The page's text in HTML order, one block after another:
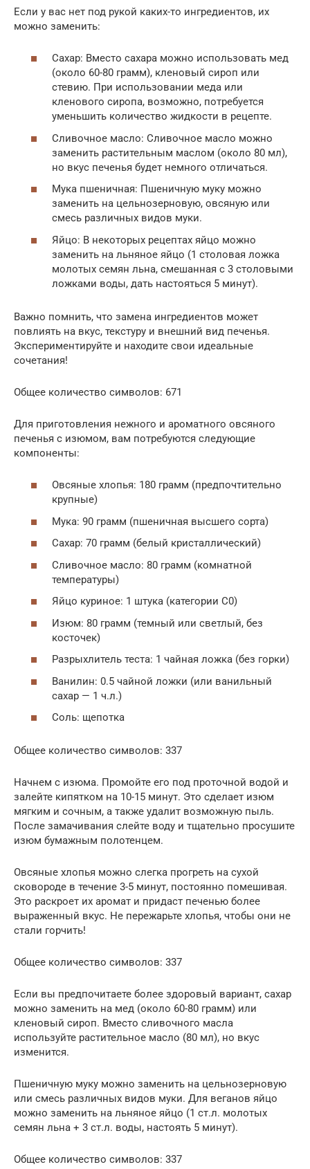
Если у вас нет под рукой каких-то ингредиентов, их
можно заменить:
Сахар: Вместо сахара можно использовать мед
(около 60-80 грамм), кленовый сироп или
стевию. При использовании меда или
кленового сиропа, возможно, потребуется
уменьшить количество жидкости в рецепте.
Сливочное масло: Сливочное масло можно
заменить растительным маслом (около 80 мл),
но вкус печенья будет немного отличаться.
Мука пшеничная: Пшеничную муку можно
заменить на цельнозерновую, овсяную или
смесь различных видов муки.
Яйцо: В некоторых рецептах яйцо можно
заменить на льняное яйцо (1 столовая ложка
молотых семян льна, смешанная с 3 столовыми
ложками воды, дать настояться 5 минут).
Важно помнить, что замена ингредиентов может
повлиять на вкус, текстуру и внешний вид печенья.
Экспериментируйте и находите свои идеальные
сочетания!
Общее количество символов: 671
Для приготовления нежного и ароматного овсяного
печенья с изюмом, вам потребуются следующие
компоненты:
Овсяные хлопья: 180 грамм (предпочтительно
крупные)
Мука: 90 грамм (пшеничная высшего сорта)
Сахар: 70 грамм (белый кристаллический)
Сливочное масло: 80 грамм (комнатной
температуры)
Яйцо куриное: 1 штука (категории C0)
Изюм: 80 грамм (темный или светлый, без
косточек)
Разрыхлитель теста: 1 чайная ложка (без горки)
Ванилин: 0.5 чайной ложки (или ванильный
сахар — 1 ч.л.)
Соль: щепотка
Общее количество символов: 337
Начнем с изюма. Промойте его под проточной водой и
залейте кипятком на 10-15 минут. Это сделает изюм
мягким и сочным, а также удалит возможную пыль.
После замачивания слейте воду и тщательно просушите
изюм бумажным полотенцем.
Овсяные хлопья можно слегка прогреть на сухой
сковороде в течение 3-5 минут, постоянно помешивая.
Это раскроет их аромат и придаст печенью более
выраженный вкус. Не пережарьте хлопья, чтобы они не
стали горчить!
Общее количество символов: 337
Если вы предпочитаете более здоровый вариант, сахар
можно заменить на мед (около 60-80 грамм) или
кленовый сироп. Вместо сливочного масла
используйте растительное масло (80 мл), но вкус
изменится.
Пшеничную муку можно заменить на цельнозерновую
или смесь различных видов муки. Для веганов яйцо
можно заменить на льняное яйцо (1 ст.л. молотых
семян льна + 3 ст.л. воды, настоять 5 минут).
Общее количество символов: 337